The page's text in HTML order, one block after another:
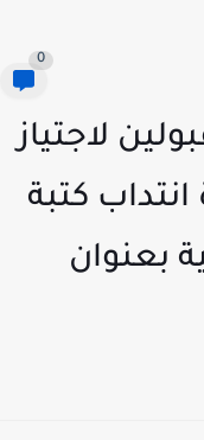
لاجتياز
كتبة